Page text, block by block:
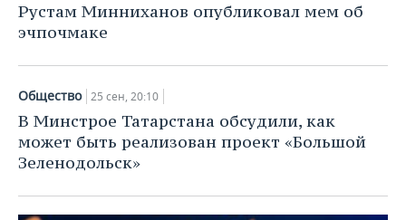
Рустам Минниханов опубликовал мем об
эчпочмаке
Общество 25 сен, 20:10
В Минстрое Татарстана обсудили, как
может быть реализован проект «Большой
Зеленодольск»